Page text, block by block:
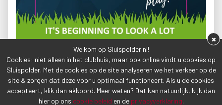
Welkom op Sluispolder.nl!
Cookies: niet alleen in het clubhuis, maar ook online vindt u cookies op
Sluispolder. Met de cookies op de site analyseren we het verkeer op de
site & zorgen dat deze voor u optimaal functioneert. Als u de cookies
accepteert, klik dan akkoord. Meer weten? Dat kan natuurlijk, kijk dan
hier op ons cookie beleid en de privacyverklaring.
×